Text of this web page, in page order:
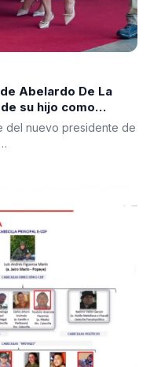
Abelardo De La
su hijo como
del nuevo presidente de